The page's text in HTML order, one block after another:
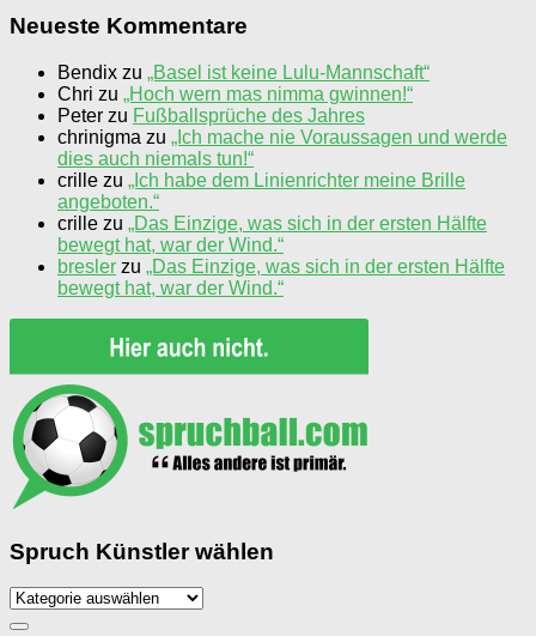
Neueste Kommentare
Bendix zu „Basel ist keine Lulu-Mannschaft“
Chri zu „Hoch wern mas nimma gwinnen!“
Peter zu Fußballsprüche des Jahres
chrinigma zu „Ich mache nie Voraussagen und werde
dies auch niemals tun!“
crille zu „Ich habe dem Linienrichter meine Brille
angeboten.“
crille zu „Das Einzige, was sich in der ersten Hälfte
bewegt hat, war der Wind.“
bresler zu „Das Einzige, was sich in der ersten Hälfte
bewegt hat, war der Wind.“
Spruch Künstler wählen
Spruch